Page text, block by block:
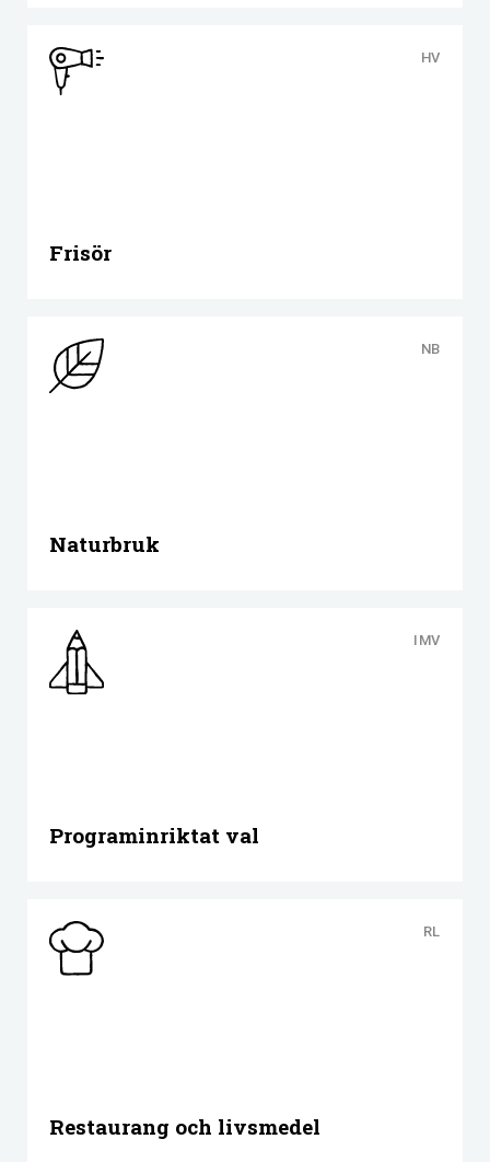
HV
Frisör
NB
Naturbruk
IMV
Programinriktat val
RL
Restaurang och livsmedel